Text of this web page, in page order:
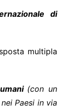
di
multipla
(con un
Paesi in via